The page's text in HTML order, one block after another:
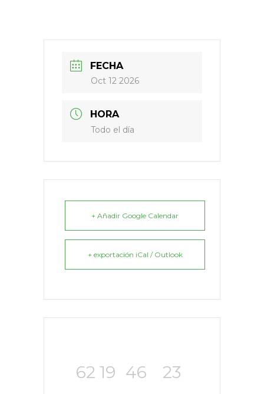
FECHA
Oct 12 2026
HORA
Todo el día
+ Añadir Google Calendar
+ exportación iCal / Outlook
62 19 46 23